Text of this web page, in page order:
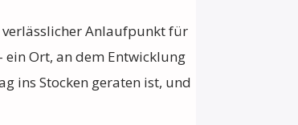
Anlaufpunkt für
ein Ort, an dem Entwicklung
ins Stocken geraten ist, und